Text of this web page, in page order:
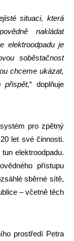
situaci, která
nakládat
elektroodpadu je
soběstačnost
chceme ukázat,
“ doplňuje
pro zpětný
let své činnosti.
elektroodpadu.
přístupu
sběrné sítě,
– včetně těch
prostředí Petra